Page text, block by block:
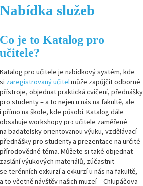
Nabídka služeb
Co je to Katalog pro
učitele?
Katalog pro učitele je nabídkový systém, kde
si zaregistrovaný učitelmůže zapůjčit odborné
přístroje, objednat praktická cvičení, přednášky
pro studenty – a to nejen u nás na fakultě, ale
i přímo na škole, kde působí. Katalog dále
obsahuje workshopy pro učitele zaměřené
na badatelsky orientovanou výuku, vzdělávací
přednášky pro studenty a prezentace na určité
přírodovědné téma. Můžete si také objednat
zaslání výukových materiálů, zúčastnit
se terénních exkurzí a exkurzí u nás na fakultě,
a to včetně návštěv našich muzeí – Chlupáčova